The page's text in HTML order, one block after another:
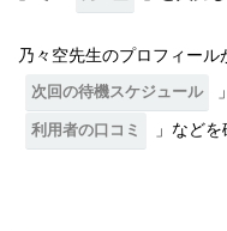
乃々空先生のプロフィール
次回の待機スケジュール
利用者の口コミ 」など